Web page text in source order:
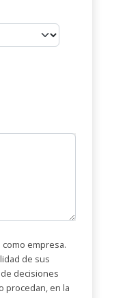
como empresa.
de sus
decisiones
procedan, en la